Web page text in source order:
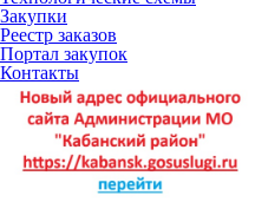
Закупки
Реестр заказов
Портал закупок
Контакты